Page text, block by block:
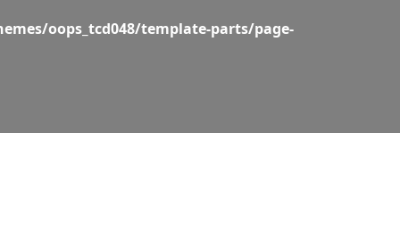
oops_tcd048/template-parts/page-